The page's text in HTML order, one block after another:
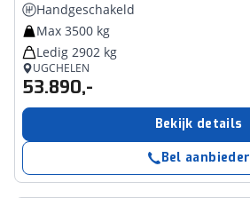
Handgeschakeld
Max 3500 kg
Ledig 2902 kg
UGCHELEN
53.890,-
Bekijk details
Bel aanbieder